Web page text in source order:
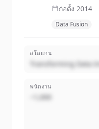
ก่อตั้ง 2014
Data Fusion
สโลแกน
Transforming Data
พนักงาน
~1,000